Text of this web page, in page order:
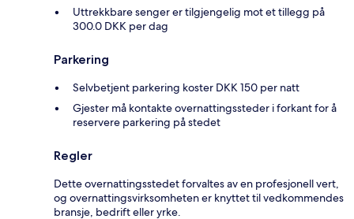
Uttrekkbare senger er tilgjengelig mot et tillegg på
300.0 DKK per dag
Parkering
Selvbetjent parkering koster DKK 150 per natt
Gjester må kontakte overnattingssteder i forkant for å
reservere parkering på stedet
Regler
Dette overnattingsstedet forvaltes av en profesjonell vert,
og overnattingsvirksomheten er knyttet til vedkommendes
bransje, bedrift eller yrke.